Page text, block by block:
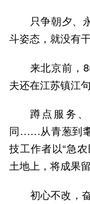
只争朝夕、
斗姿态，就没有
来北京前，
夫还在江苏镇江
蹲点服务
同……从青葱到
技工作者以“急
土地上，将成果
初心不改，